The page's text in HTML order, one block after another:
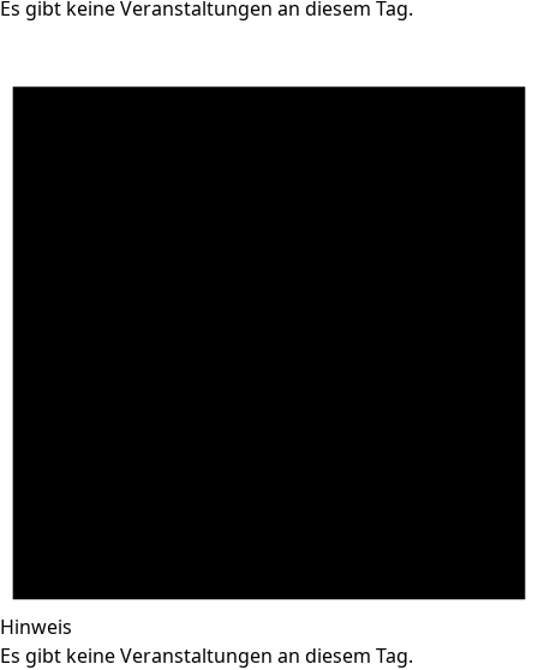
Es gibt keine Veranstaltungen an diesem Tag.
Hinweis
Es gibt keine Veranstaltungen an diesem Tag.